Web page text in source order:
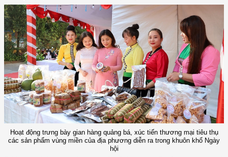
Hoạt động trưng bày gian hàng quảng bá, xúc tiến thương mại tiêu thụ
các sản phẩm vùng miền của địa phương diễn ra trong khuôn khổ Ngày
hội